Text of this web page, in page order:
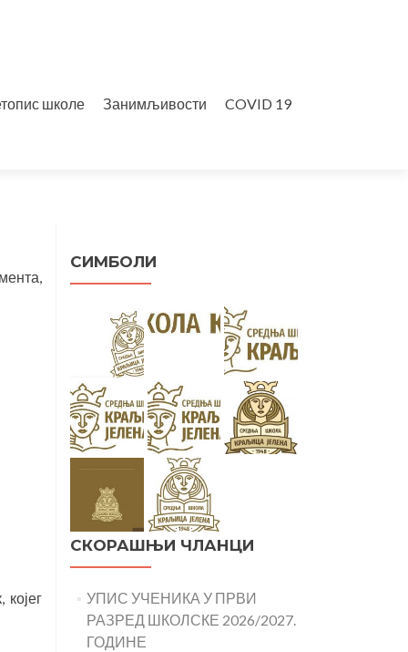
школе Занимљивости COVID 19
СИМБОЛИ
СКОРАШЊИ ЧЛАНЦИ
УПИС УЧЕНИКА У ПРВИ
РАЗРЕД ШКОЛСКЕ 2026/2027.
ГОДИНЕ